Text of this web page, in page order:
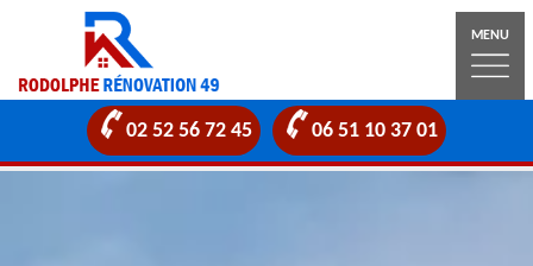
MENU
02 52 56 72 45 06 51 10 37 01